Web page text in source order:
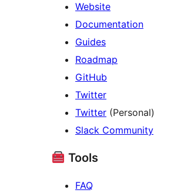
Website
Documentation
Guides
Roadmap
GitHub
Twitter
Twitter (Personal)
Slack Community
Tools
FAQ